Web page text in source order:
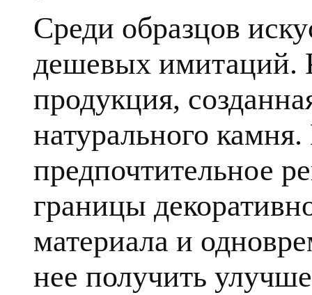
Среди образцов
дешевых имитаций.
продукция,
натурального
предпочтительное
границы
материала и
нее получить